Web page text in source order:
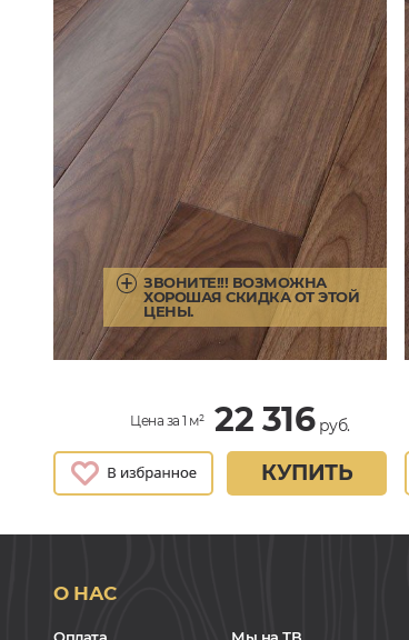
ЗВОНИТЕ!!! ВОЗМОЖНА
ХОРОШАЯ СКИДКА ОТ ЭТОЙ
ЦЕНЫ.
Цена за 1 м² 22 316руб.
КУПИТЬ
О НАС
Оплата Мы на ТВ